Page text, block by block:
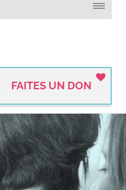
FAITES UN DON